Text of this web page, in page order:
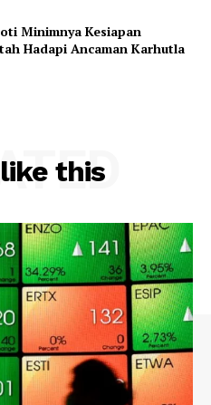
Minimnya Kesiapan
Hadapi Ancaman Karhutla
this